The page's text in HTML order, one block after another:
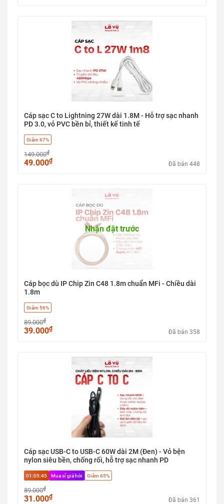
Cáp sạc C to Lightning 27W dài 1.8M - Hỗ trợ sạc nhanh
PD 3.0, vỏ PVC bền bỉ, thiết kế tinh tế
Giảm 67%
149.000₫
49.000₫ Đã bán 448
Nhận đặt trước
Cáp bọc dù IP Chip Zin C48 1.8m chuẩn MFi - Chiều dài
1.8m
Giảm 56%
89.000₫
39.000₫ Đã bán 358
Cáp sạc USB-C to USB-C 60W dài 2M (Đen) - Vỏ bện
nylon siêu bền, chống rối, hỗ trợ sạc nhanh PD
01:05:45 Mua sỉ giá hời Giảm 65%
89.000₫
31.000₫ Đã bán 361